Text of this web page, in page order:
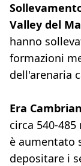
Valley del
hanno
formazioni
dell'arenaria
Era
circa 540-
è aumentato
depositare i